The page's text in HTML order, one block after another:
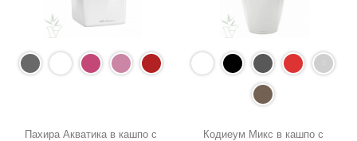
Пахира Акватика в кашпо с
Кодиеум Микс в кашпо с